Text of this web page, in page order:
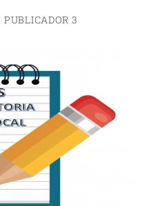
PUBLICADOR 3